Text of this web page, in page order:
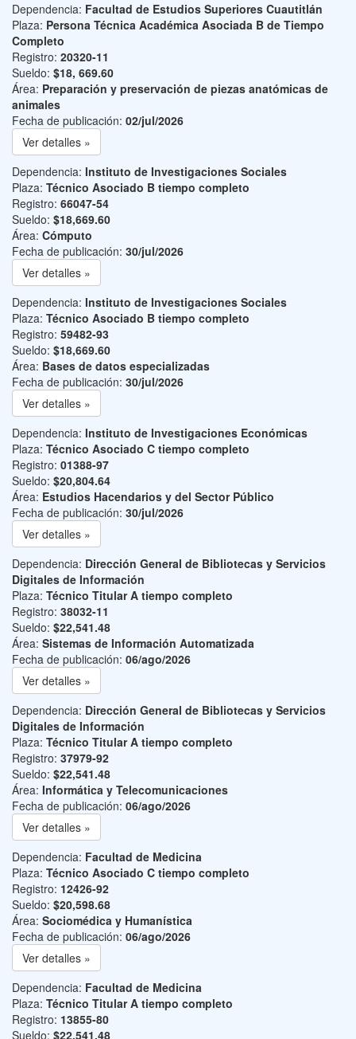
Dependencia: Facultad de Estudios Superiores Cuautitlán
Plaza: Persona Técnica Académica Asociada B de Tiempo
Completo
Registro: 20320-11
Sueldo: $18, 669.60
Área: Preparación y preservación de piezas anatómicas de
animales
Fecha de publicación: 02/jul/2026
Ver detalles »
Dependencia: Instituto de Investigaciones Sociales
Plaza: Técnico Asociado B tiempo completo
Registro: 66047-54
Sueldo: $18,669.60
Área: Cómputo
Fecha de publicación: 30/jul/2026
Ver detalles »
Dependencia: Instituto de Investigaciones Sociales
Plaza: Técnico Asociado B tiempo completo
Registro: 59482-93
Sueldo: $18,669.60
Área: Bases de datos especializadas
Fecha de publicación: 30/jul/2026
Ver detalles »
Dependencia: Instituto de Investigaciones Económicas
Plaza: Técnico Asociado C tiempo completo
Registro: 01388-97
Sueldo: $20,804.64
Área: Estudios Hacendarios y del Sector Público
Fecha de publicación: 30/jul/2026
Ver detalles »
Dependencia: Dirección General de Bibliotecas y Servicios
Digitales de Información
Plaza: Técnico Titular A tiempo completo
Registro: 38032-11
Sueldo: $22,541.48
Área: Sistemas de Información Automatizada
Fecha de publicación: 06/ago/2026
Ver detalles »
Dependencia: Dirección General de Bibliotecas y Servicios
Digitales de Información
Plaza: Técnico Titular A tiempo completo
Registro: 37979-92
Sueldo: $22,541.48
Área: Informática y Telecomunicaciones
Fecha de publicación: 06/ago/2026
Ver detalles »
Dependencia: Facultad de Medicina
Plaza: Técnico Asociado C tiempo completo
Registro: 12426-92
Sueldo: $20,598.68
Área: Sociomédica y Humanística
Fecha de publicación: 06/ago/2026
Ver detalles »
Dependencia: Facultad de Medicina
Plaza: Técnico Titular A tiempo completo
Registro: 13855-80
Sueldo: $22,541.48